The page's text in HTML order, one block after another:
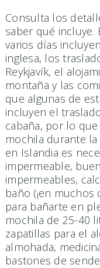
Consulta los
saber qué incluye.
varios días
inglesa, los
Reykjavík, el
montaña y las
que algunas de
incluyen el
cabaña, por lo
mochila durante la
en Islandia es
impermeable,
impermeables,
baño (¡en
para bañarte en
mochila de 25-40
zapatillas para el
almohada,
bastones de